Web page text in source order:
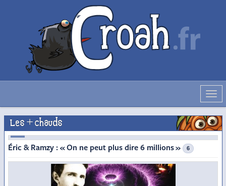
la
Les + chauds
1
Éric & Ramzy : « On ne peut plus dire 6 millions » 6